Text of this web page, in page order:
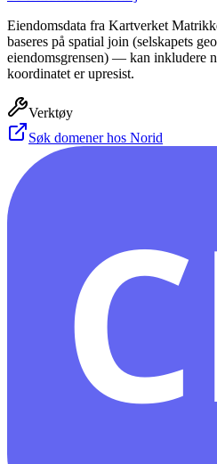
Eiendomsdata fra Kartverket
baseres på spatial join (selskapets
eiendomsgrensen) — kan inkludere
koordinatet er upresist.
Verktøy
Søk domener hos Norid